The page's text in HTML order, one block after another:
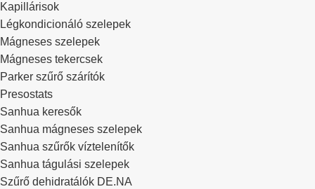
Kapillárisok
Légkondicionáló szelepek
Mágneses szelepek
Mágneses tekercsek
Parker szűrő szárítók
Presostats
Sanhua keresők
Sanhua mágneses szelepek
Sanhua szűrők víztelenítők
Sanhua tágulási szelepek
Szűrő dehidratálók DE.NA